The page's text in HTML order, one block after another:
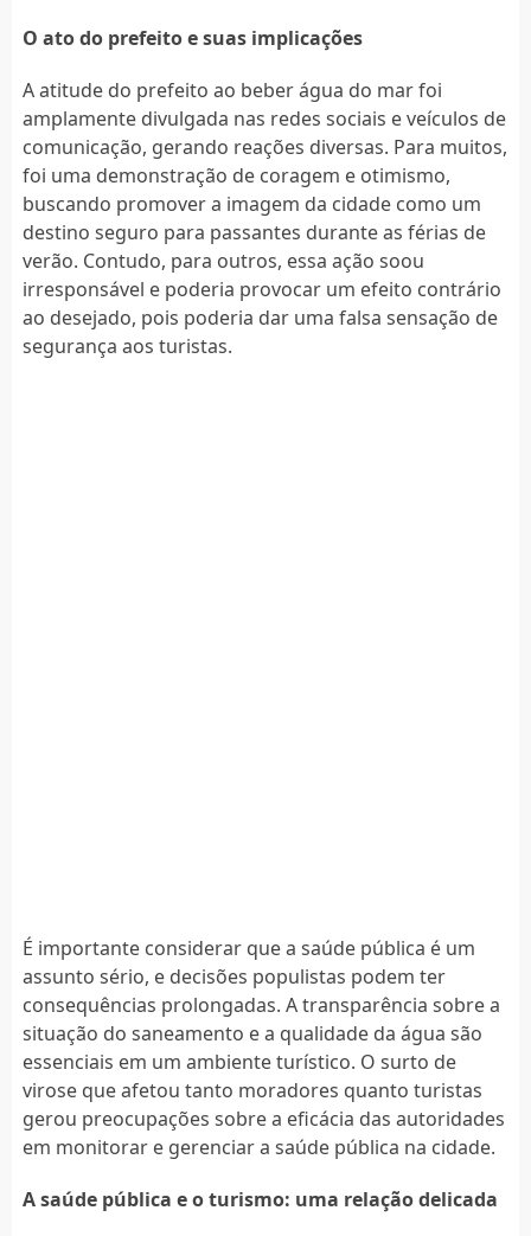
O ato do prefeito e suas implicações
A atitude do prefeito ao beber água do mar foi
amplamente divulgada nas redes sociais e veículos de
comunicação, gerando reações diversas. Para muitos,
foi uma demonstração de coragem e otimismo,
buscando promover a imagem da cidade como um
destino seguro para passantes durante as férias de
verão. Contudo, para outros, essa ação soou
irresponsável e poderia provocar um efeito contrário
ao desejado, pois poderia dar uma falsa sensação de
segurança aos turistas.
É importante considerar que a saúde pública é um
assunto sério, e decisões populistas podem ter
consequências prolongadas. A transparência sobre a
situação do saneamento e a qualidade da água são
essenciais em um ambiente turístico. O surto de
virose que afetou tanto moradores quanto turistas
gerou preocupações sobre a eficácia das autoridades
em monitorar e gerenciar a saúde pública na cidade.
A saúde pública e o turismo: uma relação delicada